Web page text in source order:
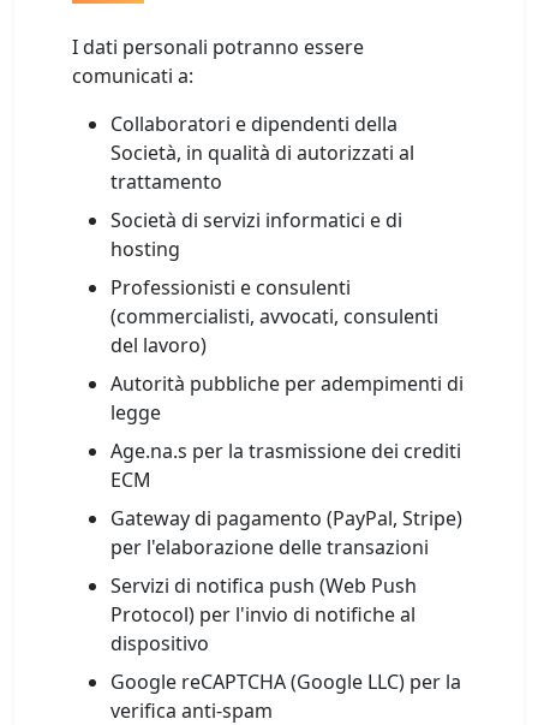
I dati personali potranno essere
comunicati a:
Collaboratori e dipendenti della
Società, in qualità di autorizzati al
trattamento
Società di servizi informatici e di
hosting
Professionisti e consulenti
(commercialisti, avvocati, consulenti
del lavoro)
Autorità pubbliche per adempimenti di
legge
Age.na.s per la trasmissione dei crediti
ECM
Gateway di pagamento (PayPal, Stripe)
per l'elaborazione delle transazioni
Servizi di notifica push (Web Push
Protocol) per l'invio di notifiche al
dispositivo
Google reCAPTCHA (Google LLC) per la
verifica anti-spam